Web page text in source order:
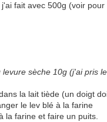
fait avec 500g (voir
levure sèche 10g (j'ai pris
la lait tiède (un doigt
le lev blé à la farine
la farine et faire un puits.